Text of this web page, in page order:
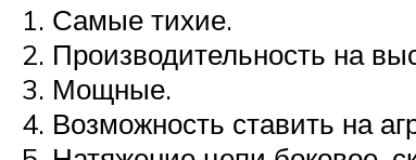
Самые тихие.
Производительность на
Мощные.
Возможность ставить на